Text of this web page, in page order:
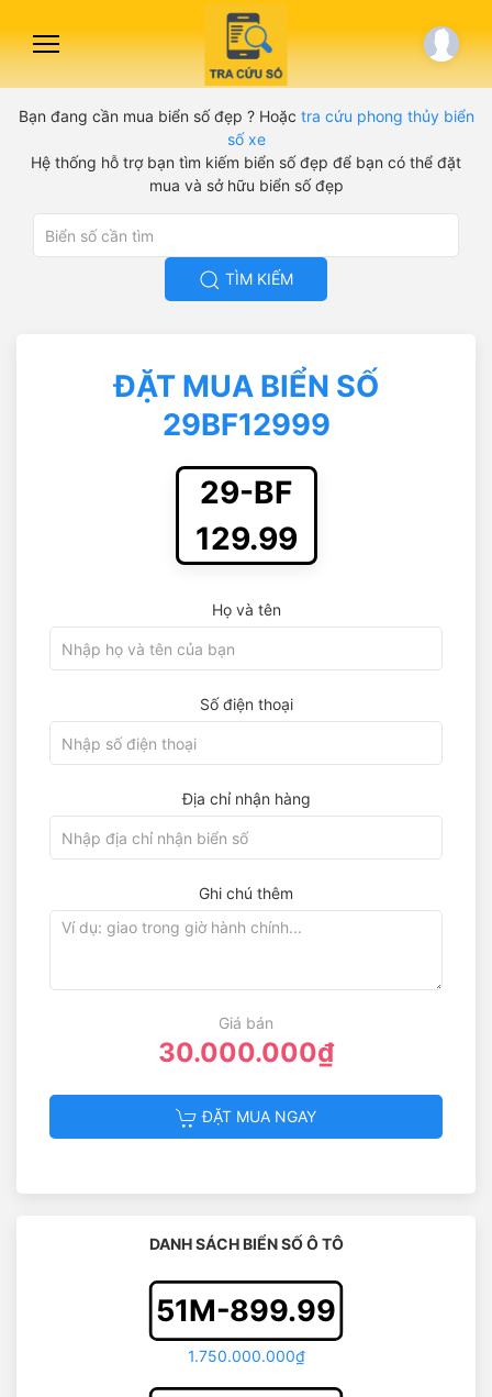
Bạn đang cần mua biển số đẹp ? Hoặc tra cứu phong thủy biển
số xe
Hệ thống hỗ trợ bạn tìm kiếm biển số đẹp để bạn có thể đặt
mua và sở hữu biển số đẹp
TÌM KIẾM
ĐẶT MUA BIỂN SỐ
29BF12999
29-BF
129.99
Họ và tên
Số điện thoại
Địa chỉ nhận hàng
Ghi chú thêm
Giá bán
30.000.000₫
ĐẶT MUA NGAY
DANH SÁCH BIỂN SỐ Ô TÔ
51M-899.99
1.750.000.000₫